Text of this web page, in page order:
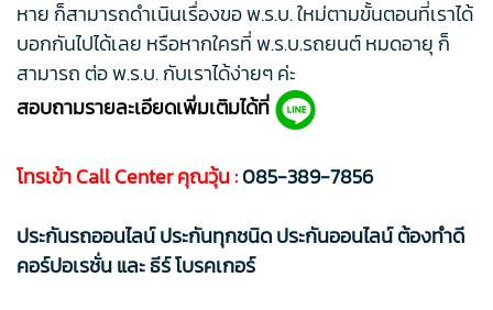
หาย ก็สามารถดำเนินเรื่องขอ พ.ร.บ. ใหม่ตามขั้นตอนที่เราได้
บอกกันไปได้เลย หรือหากใครที่ พ.ร.บ.รถยนต์ หมดอายุ ก็
สามารถ ต่อ พ.ร.บ. กับเราได้ง่ายๆ ค่ะ
สอบถามรายละเอียดเพิ่มเติมได้ที่
โทรเข้า Call Center คุณวุ้น :085-389-7856
ประกันรถออนไลน์ ประกันทุกชนิด ประกันออนไลน์ ต้องทำดี
คอร์ปอเรชั่น และ ธีร์ โบรคเกอร์